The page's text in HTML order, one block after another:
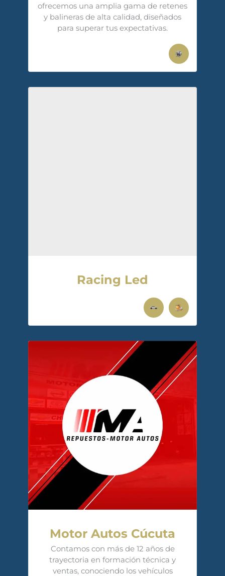
ofrecemos una amplia gama de retenes
y balineras de alta calidad, diseñados
para superar tus expectativas.
Racing Led
Motor Autos Cúcuta
Contamos con más de 12 años de
trayectoria en formación técnica y
ventas, conociendo los vehículos